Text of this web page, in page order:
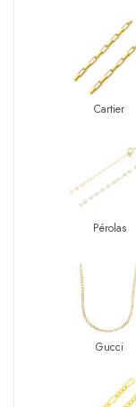
Cartier
Pérolas
Gucci